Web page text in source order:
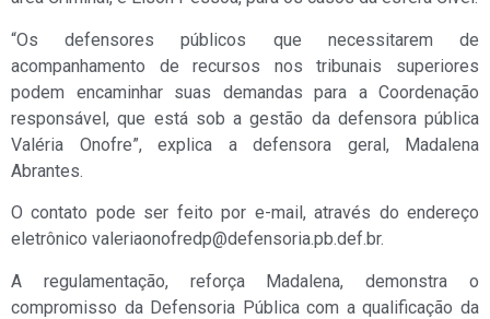
“Os defensores públicos que necessitarem de
acompanhamento de recursos nos tribunais superiores
podem encaminhar suas demandas para a Coordenação
responsável, que está sob a gestão da defensora pública
Valéria Onofre”, explica a defensora geral, Madalena
Abrantes.
O contato pode ser feito por e-mail, através do endereço
eletrônico valeriaonofredp@defensoria.pb.def.br.
A regulamentação, reforça Madalena, demonstra o
compromisso da Defensoria Pública com a qualificação da